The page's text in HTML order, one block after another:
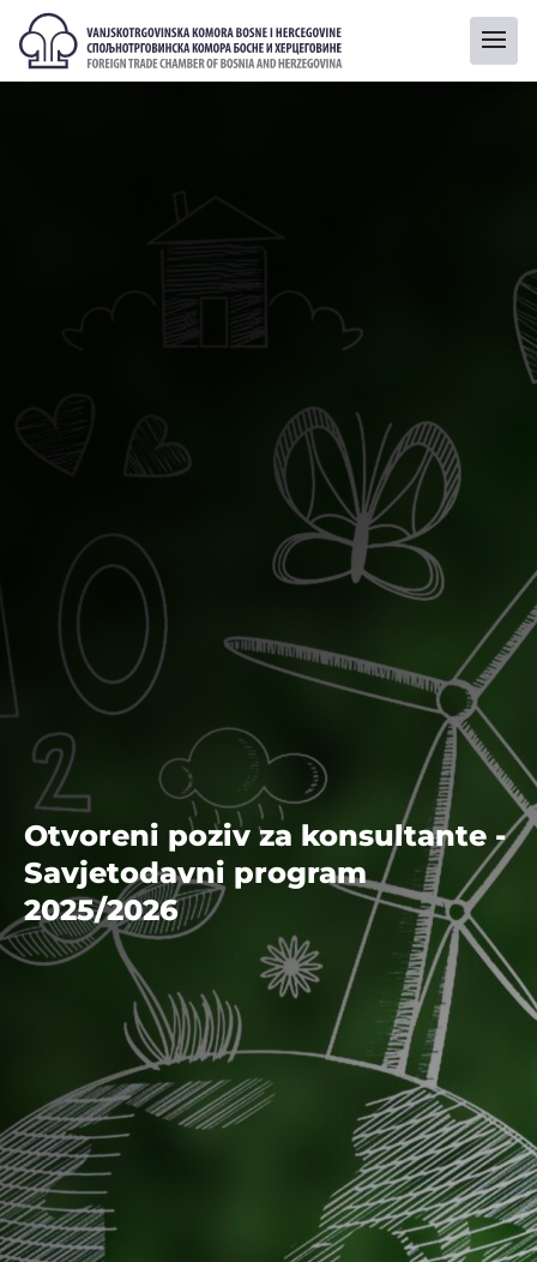
Otvoreni poziv za konsultante -
Savjetodavni program
2025/2026